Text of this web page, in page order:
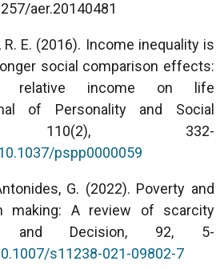
aer.20140481
R. E. (2016). Income inequality is
social comparison effects:
income on life
of Personality and Social
110(2), 332-
pspp0000059
G. (2022). Poverty and
making: A review of scarcity
and Decision, 92, 5-
s11238-021-09802-7